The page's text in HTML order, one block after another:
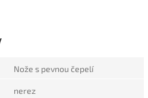
Nože s pevnou čepelí
nerez